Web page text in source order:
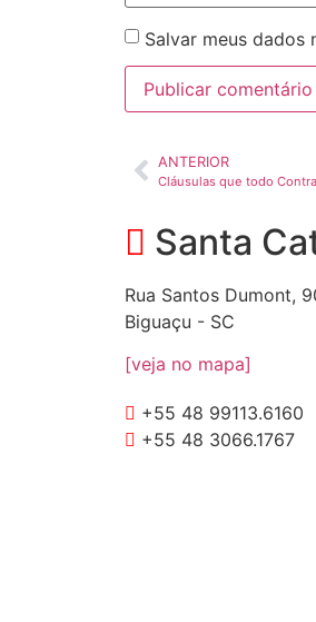
Salvar meus dados
ANTERIOR
Cláusulas que todo
Santa
Rua Santos Dumont,
Biguaçu - SC
[veja no mapa]
+55 48 99113.6160
+55 48 3066.1767